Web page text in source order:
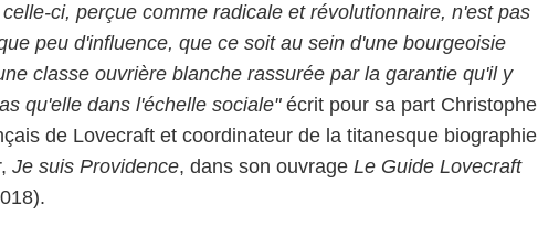
ci, perçue comme radicale et révolutionnaire, n'est pas
peu d'influence, que ce soit au sein d'une bourgeoisie
classe ouvrière blanche rassurée par la garantie qu'il y
qu'elle dans l'échelle sociale"écrit pour sa part Christophe
de Lovecraft et coordinateur de la titanesque biographie
Je suis Providence, dans son ouvrage Le Guide Lovecraft